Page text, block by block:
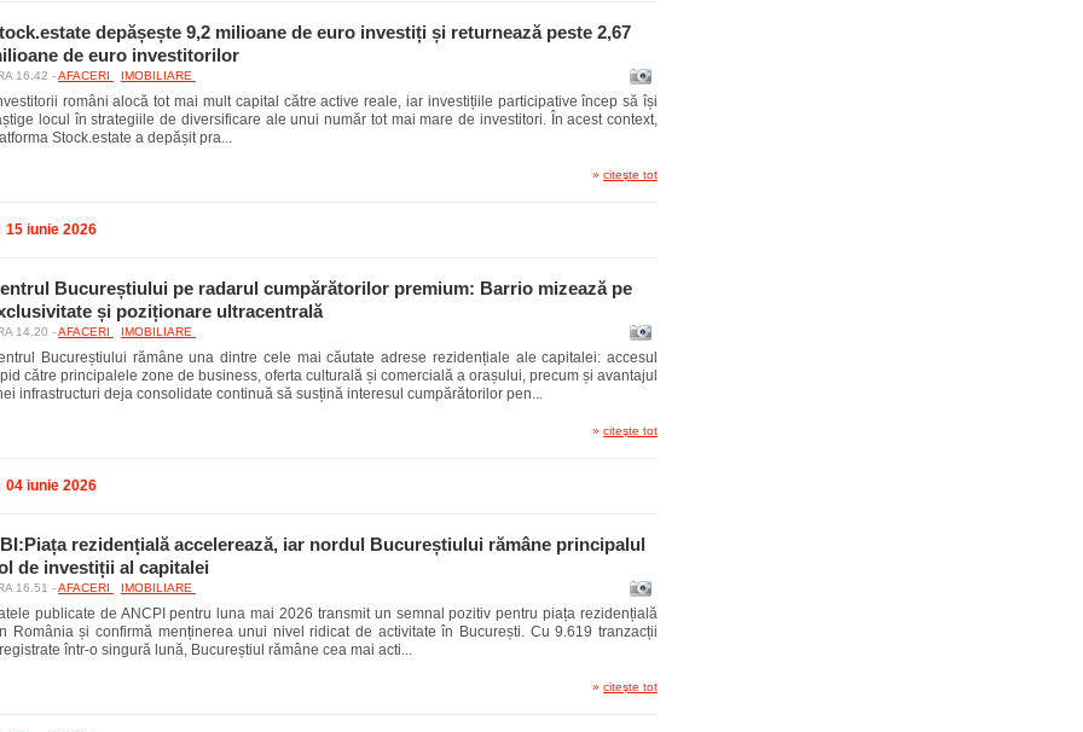
depășește 9,2 milioane de euro investiți și returnează peste 2,67
de euro investitorilor
16.42 -AFACERI IMOBILIARE
români alocă tot mai mult capital către active reale, iar investițiile participative încep să își
locul în strategiile de diversificare ale unui număr tot mai mare de investitori. În acest context,
Stock.estate a depășit pra...
» citeşte tot
15 iunie 2026
Bucureștiului pe radarul cumpărătorilor premium: Barrio mizează pe
și poziționare ultracentrală
14.20 -AFACERI IMOBILIARE
Bucureștiului rămâne una dintre cele mai căutate adrese rezidențiale ale capitalei: accesul
către principalele zone de business, oferta culturală și comercială a orașului, precum și avantajul
infrastructuri deja consolidate continuă să susțină interesul cumpărătorilor pen...
» citeşte tot
04 iunie 2026
rezidențială accelerează, iar nordul Bucureștiului rămâne principalul
de investiții al capitalei
16.51 -AFACERI IMOBILIARE
publicate de ANCPI pentru luna mai 2026 transmit un semnal pozitiv pentru piața rezidențială
România și confirmă menținerea unui nivel ridicat de activitate în București. Cu 9.619 tranzacții
într-o singură lună, Bucureștiul rămâne cea mai acti...
» citeşte tot